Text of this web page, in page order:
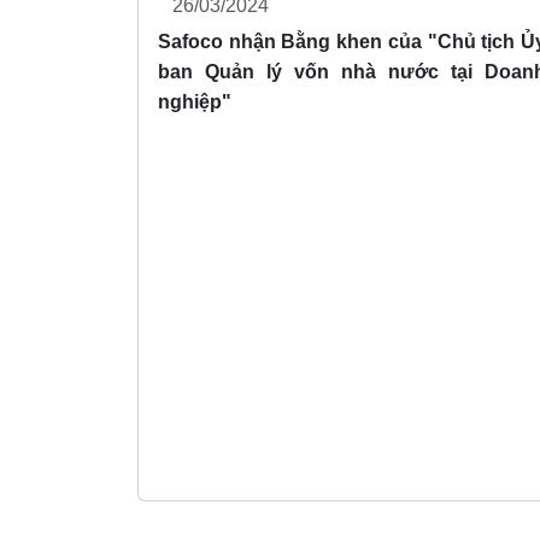
năm thành lập Ủy ban Quản lý
vốn nhà nước tại doanh nghiệp
(29/9/2018 – 29/9/2023)
26/03/2024
Safoco nhận Bằng khen của "Chủ tịch
ban Quản lý vốn nhà nước tại
nghiệp"